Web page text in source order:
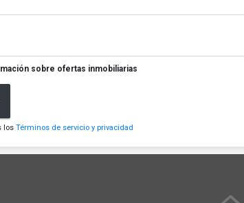
sobre ofertas inmobiliarias
losTérminos de servicio y privacidad